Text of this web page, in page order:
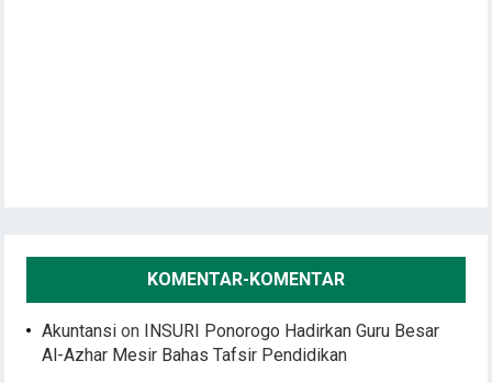
KOMENTAR-KOMENTAR
Akuntansi on INSURI Ponorogo Hadirkan Guru Besar
Al-Azhar Mesir Bahas Tafsir Pendidikan